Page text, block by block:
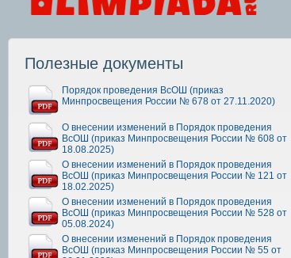
Полезные документы
Порядок проведения ВсОШ (приказ
Минпросвещения России № 678 от 27.11.2020)
О внесении изменений в Порядок проведения
ВсОШ (приказ Минпросвещения России № 608 от
18.08.2025)
О внесении изменений в Порядок проведения
ВсОШ (приказ Минпросвещения России № 121 от
18.02.2025)
О внесении изменений в Порядок проведения
ВсОШ (приказ Минпросвещения России № 528 от
05.08.2024)
О внесении изменений в Порядок проведения
ВсОШ (приказ Минпросвещения России № 55 от